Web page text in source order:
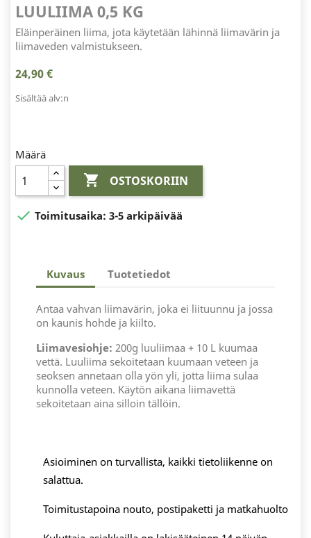
LUULIIMA 0,5 KG
Eläinperäinen liima, jota käytetään lähinnä liimavärin ja
liimaveden valmistukseen.
24,90 €
Sisältää alv:n
Määrä
 OSTOSKORIIN
 Toimitusaika: 3-5 arkipäivää
Kuvaus Tuotetiedot
Antaa vahvan liimavärin, joka ei liituunnu ja jossa
on kaunis hohde ja kiilto.
Liimavesiohje: 200g luuliimaa + 10 L kuumaa
vettä. Luuliima sekoitetaan kuumaan veteen ja
seoksen annetaan olla yön yli, jotta liima sulaa
kunnolla veteen. Käytön aikana liimavettä
sekoitetaan aina silloin tällöin.
Asioiminen on turvallista, kaikki tietoliikenne on
salattua.
Toimitustapoina nouto, postipaketti ja matkahuolto